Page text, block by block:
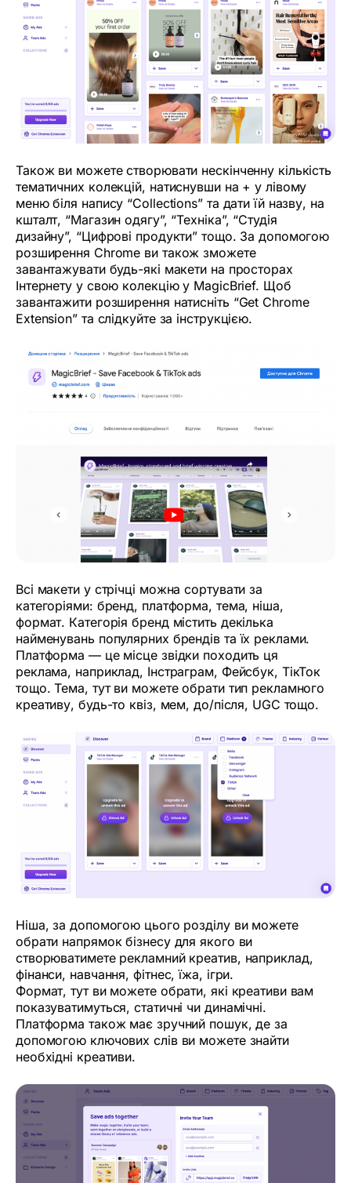
Також ви можете створювати нескінченну кількість
тематичних колекцій, натиснувши на + у лівому
меню біля напису “Collections” та дати їй назву, на
кшталт, “Магазин одягу”, “Техніка”, “Студія
дизайну”, “Цифрові продукти” тощо. За допомогою
розширення Chrome ви також зможете
завантажувати будь-які макети на просторах
Інтернету у свою колекцію у MagicBrief. Щоб
завантажити розширення натисніть “Get Chrome
Extension” та слідкуйте за інструкцією.
Всі макети у стрічці можна сортувати за
категоріями: бренд, платформа, тема, ніша,
формат. Категорія бренд містить декілька
найменувань популярних брендів та їх реклами.
Платформа — це місце звідки походить ця
реклама, наприклад, Інстраграм, Фейсбук, ТікТок
тощо. Тема, тут ви можете обрати тип рекламного
креативу, будь-то квіз, мем, до/після, UGC тощо.
Ніша, за допомогою цього розділу ви можете
обрати напрямок бізнесу для якого ви
створюватимете рекламний креатив, наприклад,
фінанси, навчання, фітнес, їжа, ігри.
Формат, тут ви можете обрати, які креативи вам
показуватимуться, статичні чи динамічні.
Платформа також має зручний пошук, де за
допомогою ключових слів ви можете знайти
необхідні креативи.